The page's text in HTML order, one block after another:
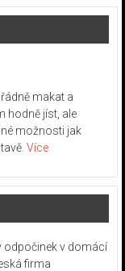
makat a
hodně jíst, ale
možnosti jak
Více
odpočinek v domácí
firma